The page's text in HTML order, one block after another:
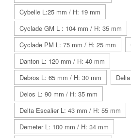
Cybelle L:25 mm / H: 19 mm
Cyclade GM L : 104 mm / H: 35 mm
Cyclade PM L: 75 mm / H: 25 mm
Danton L: 120 mm / H: 40 mm
Debros L: 65 mm / H: 30 mm
Delos L: 90 mm / H: 35 mm
Delta Escalier L: 43 mm / H: 55 mm
Demeter L: 100 mm / H: 34 mm